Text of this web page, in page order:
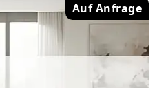
Auf Anfrage